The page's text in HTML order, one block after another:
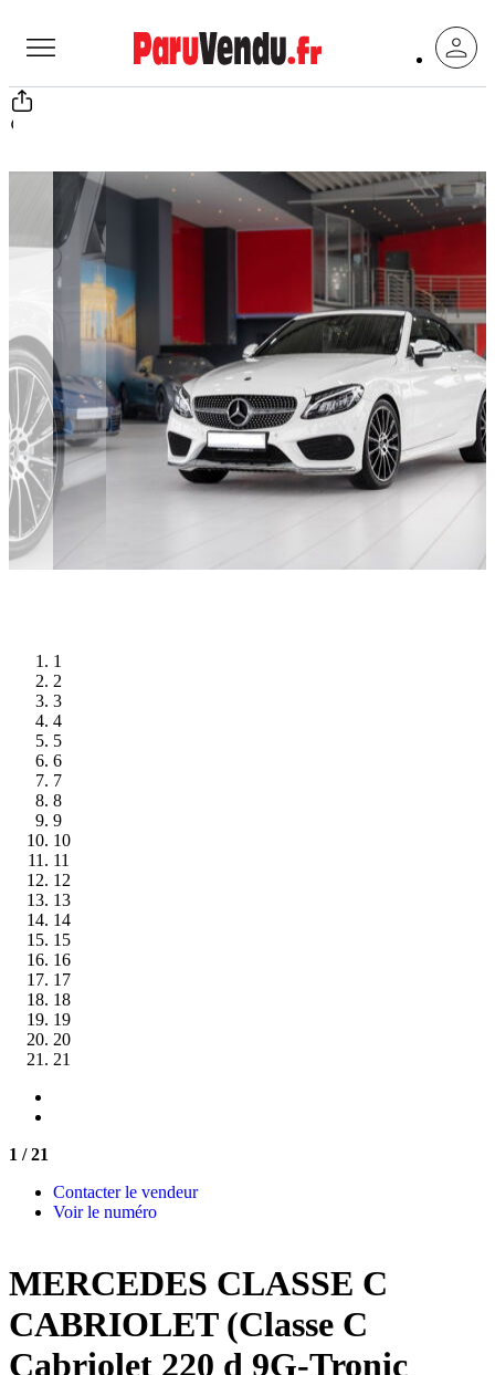
1
2
3
4
5
6
7
8
9
10
11
12
13
14
15
16
17
18
19
20
21
1 / 21
Contacter le vendeur
Voir le numéro
MERCEDES CLASSE C
CABRIOLET (Classe C
Cabriolet 220 d 9G-Tronic